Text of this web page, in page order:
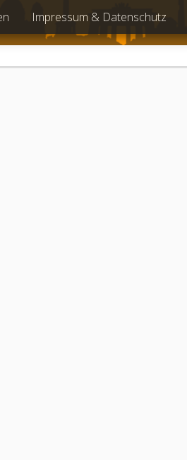
Impressum & Datenschutz